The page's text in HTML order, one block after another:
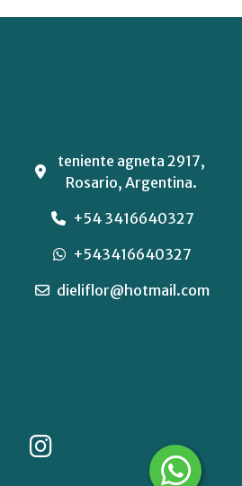
teniente agneta 2917,
Rosario, Argentina.
+54 3416640327
+543416640327
dieliflor@hotmail.com